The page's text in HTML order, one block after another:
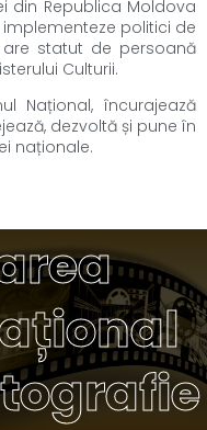
din Republica Moldova
politici de
statut de persoană
Culturii.
Național, încurajează
dezvoltă și pune în
naționale.